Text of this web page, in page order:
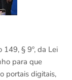
§ 9º, da Lei
para que
portais digitais,